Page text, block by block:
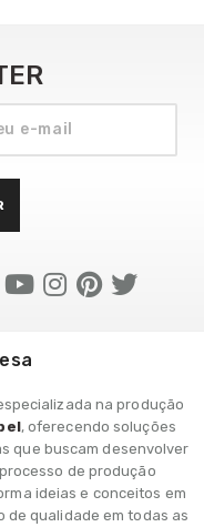
na produção
, oferecendo soluções
que buscam desenvolver
de produção
ideias e conceitos em
qualidade em todas as